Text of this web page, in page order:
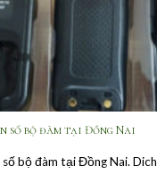
số bộ đàm tại Đồng Nai
bộ đàm tại Đồng Nai. Dich